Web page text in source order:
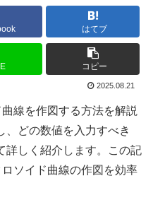
はてブ
コピー
2025.08.21
線を作図する方法を解説
、どの数値を入力すべき
詳しく紹介します。この記
ソイド曲線の作図を効率